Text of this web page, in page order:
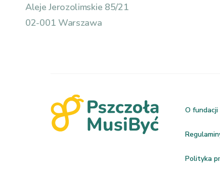
Aleje Jerozolimskie 85/21
02-001 Warszawa
O fundacji
Polityka